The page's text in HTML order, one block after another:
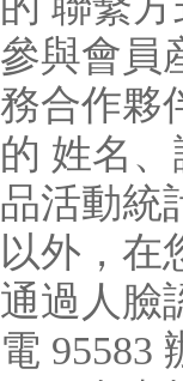
與會員
合作夥
姓名
活動統
外，在
過人臉
95583